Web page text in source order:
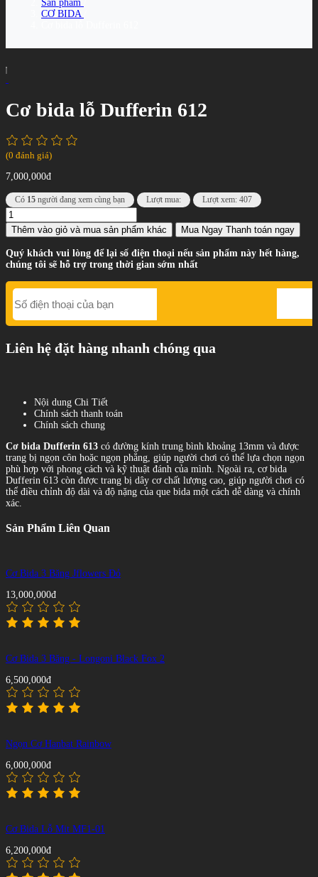
Sản phẩm
CƠ BIDA
Cơ bida lỗ Dufferin 612
(0 đánh giá)
7,000,000đ
Có 15 người đang xem cùng bạn Lượt mua: Lượt xem: 407
Thêm vào giỏ và mua sản phẩm khác Mua Ngay Thanh toán ngay
Quý khách vui lòng để lại số điện thoại nếu sản phẩm này hết hàng,
chúng tôi sẽ hỗ trợ trong thời gian sớm nhất
Liên hệ đặt hàng nhanh chóng qua
Nội dung Chi Tiết
Chính sách thanh toán
Chính sách chung
Cơ bida Dufferin 613 có đường kính trung bình khoảng 13mm và được
trang bị ngọn côn hoặc ngọn phẳng, giúp người chơi có thể lựa chọn ngọn
phù hợp với phong cách và kỹ thuật đánh của mình. Ngoài ra, cơ bida
Dufferin 613 còn được trang bị dây cơ chất lượng cao, giúp người chơi có
thể điều chỉnh độ dài và độ nặng của que bida một cách dễ dàng và chính
xác.
Sản Phẩm Liên Quan
Cơ Bida 3 Băng Jflowers Đỏ
13,000,000đ
Cơ Bida 3 Băng - Longoni Black Fox 2
6,500,000đ
Ngọn Cơ Hanbat Rainbow
6,000,000đ
Cơ Bida Lỗ Mit MF1-01
6,200,000đ